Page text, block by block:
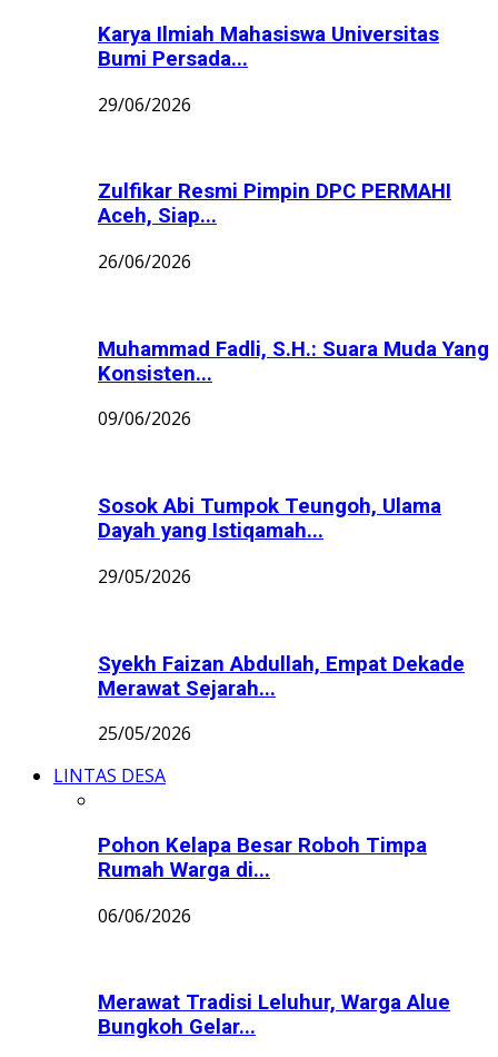
Karya Ilmiah Mahasiswa Universitas
Bumi Persada...
29/06/2026
Zulfikar Resmi Pimpin DPC PERMAHI
Aceh, Siap...
26/06/2026
Muhammad Fadli, S.H.: Suara Muda Yang
Konsisten...
09/06/2026
Sosok Abi Tumpok Teungoh, Ulama
Dayah yang Istiqamah...
29/05/2026
Syekh Faizan Abdullah, Empat Dekade
Merawat Sejarah...
25/05/2026
LINTAS DESA
Pohon Kelapa Besar Roboh Timpa
Rumah Warga di...
06/06/2026
Merawat Tradisi Leluhur, Warga Alue
Bungkoh Gelar...